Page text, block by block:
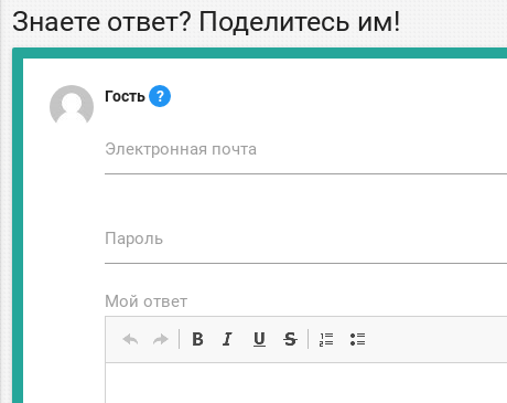
Знаете ответ? Поделитесь им!
Гость ?
Электронная почта
Пароль
Мой ответ